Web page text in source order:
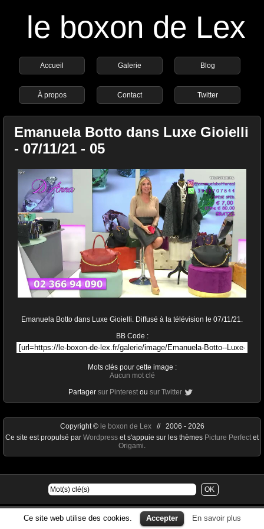
le boxon de Lex
Accueil Galerie Blog
À propos Contact Twitter
Emanuela Botto dans Luxe Gioielli
- 07/11/21 - 05
Emanuela Botto dans Luxe Gioielli. Diffusé à la télévision le 07/11/21.
BB Code :
Mots clés pour cette image :
Aucun mot clé
Partager sur Pinterest ou sur Twitter
Ce site web utilise des cookies. Accepter En savoir plus
Copyright © le boxon de Lex// 2006 - 2026
Ce site est propulsé par Wordpress et s'appuie sur les thèmes Picture Perfect et
Origami.